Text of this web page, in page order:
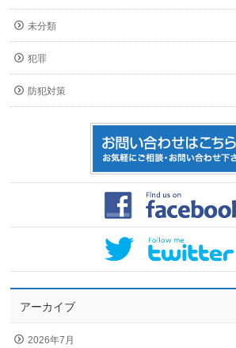
未分類
犯罪
防犯対策
アーカイブ
2026年7月